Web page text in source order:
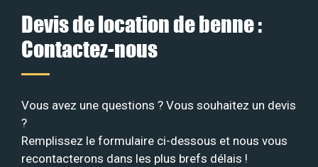
Devis de location de benne :
Contactez-nous
Vous avez une questions ? Vous souhaitez un devis
?
Remplissez le formulaire ci-dessous et nous vous
recontacterons dans les plus brefs délais !